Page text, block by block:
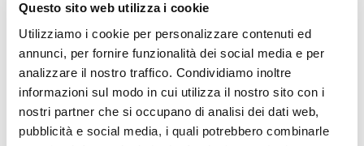
Questo sito web utilizza i cookie
Utilizziamo i cookie per personalizzare contenuti ed
annunci, per fornire funzionalità dei social media e per
analizzare il nostro traffico. Condividiamo inoltre
informazioni sul modo in cui utilizza il nostro sito con i
nostri partner che si occupano di analisi dei dati web,
pubblicità e social media, i quali potrebbero combinarle